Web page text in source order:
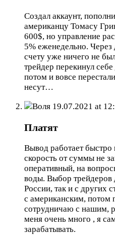
Создал аккаунт,
американцу Томасу
600$, но управление
5% еженедельно. Через
счету уже ничего не
трейдер перекинул
потом и вовсе
несут…
Воля 19.07.2021 at
Платят
Вывод работает
скорость от суммы не
оперативный, на
воды. Выбор трейдеров
России, так и с других
с американским, потом
сотрудничаю с нашим,
меня очень много , я
зарабатывать.